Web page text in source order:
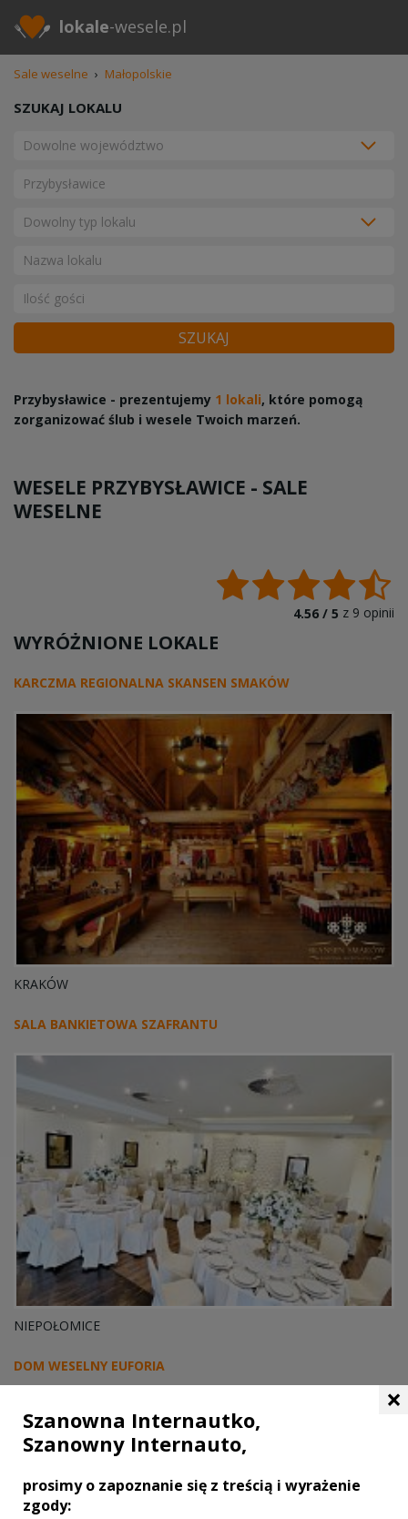
lokale-wesele.pl
Sale weselne › Małopolskie
SZUKAJ LOKALU
SZUKAJ
Przybysławice - prezentujemy 1 lokali, które pomogą
zorganizować ślub i wesele Twoich marzeń.
WESELE PRZYBYSŁAWICE - SALE
WESELNE
4.56 / 5 z 9 opinii
WYRÓŻNIONE LOKALE
KARCZMA REGIONALNA SKANSEN SMAKÓW
KRAKÓW
SALA BANKIETOWA SZAFRANTU
NIEPOŁOMICE
DOM WESELNY EUFORIA
×
Szanowna Internautko,
Szanowny Internauto,
prosimy o zapoznanie się z treścią i wyrażenie
zgody: